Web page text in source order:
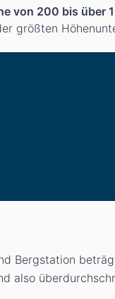
von 200 bis über
größten
Bergstation
also